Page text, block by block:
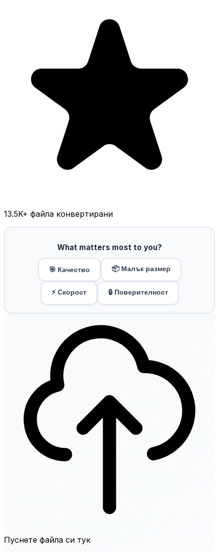
13.5K+ файла конвертирани
What matters most to you?
🎯 Качество 📦 Малък размер
⚡ Скорост 🔒 Поверителност
Пуснете файла си тук